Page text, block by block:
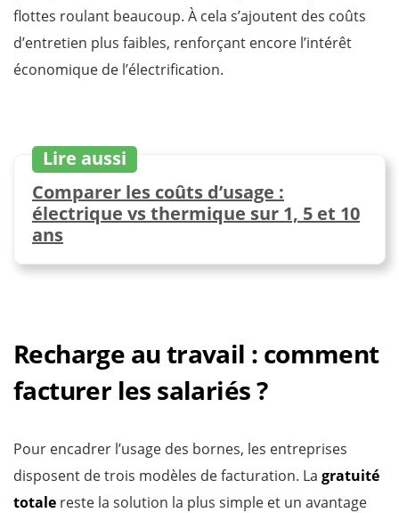
flottes roulant beaucoup. À cela s’ajoutent des coûts
d’entretien plus faibles, renforçant encore l’intérêt
économique de l’électrification.
Lire aussi
Comparer les coûts d’usage :
électrique vs thermique sur 1, 5 et 10
ans
Recharge au travail : comment
facturer les salariés ?
Pour encadrer l’usage des bornes, les entreprises
disposent de trois modèles de facturation. La gratuité
totale reste la solution la plus simple et un avantage